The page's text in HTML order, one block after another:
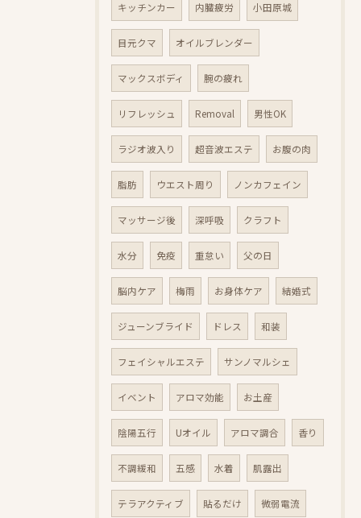
キッチンカー 内臓疲労 小田原城
目元クマ オイルブレンダー
マックスボディ 腕の疲れ
リフレッシュ Removal 男性OK
ラジオ波入り 超音波エステ お腹の肉
脂肪 ウエスト周り ノンカフェイン
マッサージ後 深呼吸 クラフト
水分 免疫 重怠い 父の日
脳内ケア 梅雨 お身体ケア 結婚式
ジューンブライド ドレス 和装
フェイシャルエステ サンノマルシェ
イベント アロマ効能 お土産
陰陽五行 Uオイル アロマ調合 香り
不調緩和 五感 水着 肌露出
テラアクティブ 貼るだけ 微弱電流